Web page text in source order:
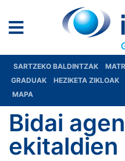
SARTZEKO BALDINTZAK
GRADUAK
HEZIKETA ZIKLOAK
MAPA
Bidai
ekitaldien